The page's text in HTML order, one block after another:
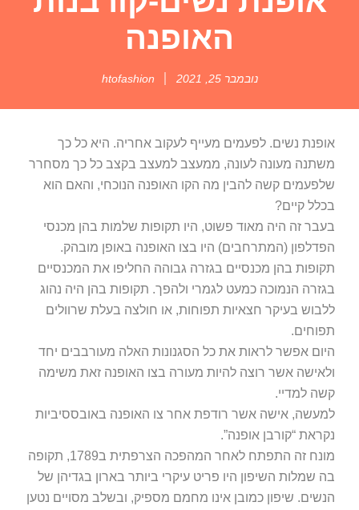
האופנה
נובמבר 25, 2021 htofashion
אופנת נשים. לפעמים מעייף לעקוב אחריה. היא כל כך
משתנה מעונה לעונה, ממעצב למעצב בקצב כל כך מסחרר
שלפעמים קשה להבין מה הקו האופנה הנוכחי, והאם הוא
בכלל קיים?
בעבר זה היה מאוד פשוט, היו תקופות שלמות בהן מכנסי
הפדלפון (המתרחבים) היו בצו האופנה באופן מובהק.
תקופות בהן מכנסיים בגזרה גבוהה החליפו את המכנסיים
בגזרה הנמוכה כמעט לגמרי ולהפך. תקופות בהן היה נהוג
ללבוש בעיקר חצאיות תפוחות, או חולצה בעלת שרוולים
תפוחים.
היום אפשר לראות את כל הסגנונות האלה מעורבבים יחד
ולאישה אשר רוצה להיות מעורה בצו האופנה זאת משימה
קשה למדיי.
למעשה, אישה אשר רודפת אחר צו האופנה באובססיביות
נקראת “קורבן אופנה”.
מונח זה התפתח לאחר המהפכה הצרפתית ב1789, תקופה
בה שמלות השיפון היו פריט עיקרי ביותר בארון בגדיהן של
הנשים. שיפון כמובן אינו מחמם מספיק, ובשלב מסויים נטען